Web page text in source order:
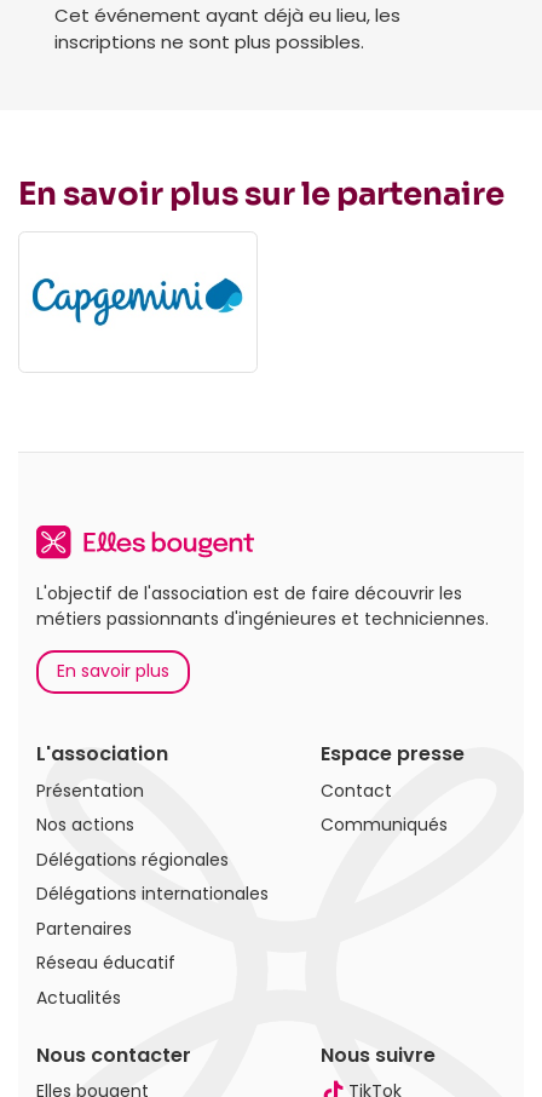
Cet événement ayant déjà eu lieu, les
inscriptions ne sont plus possibles.
En savoir plus sur le partenaire
L'objectif de l'association est de faire découvrir les
métiers passionnants d'ingénieures et techniciennes.
En savoir plus
L'association
Présentation
Nos actions
Délégations régionales
Délégations internationales
Partenaires
Réseau éducatif
Actualités
Espace presse
Contact
Communiqués
Nous contacter
Elles bougent
Nous suivre
TikTok